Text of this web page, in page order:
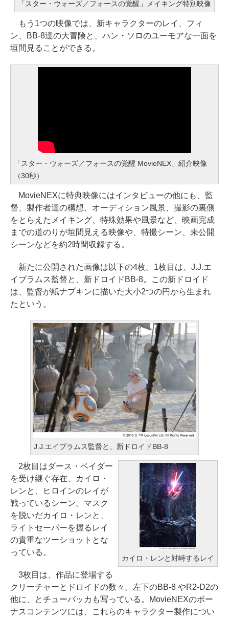
「スター・ウォーズ／フォースの覚醒」メイキング特別映像
もう1つの映像では、新キャラクターのレイ、フィ
ン、BB-8達の大冒険と、ハン・ソロのユーモアな一面を
垣間見ることができる。
「スター・ウォーズ／フォースの覚醒 MovieNEX」紹介映像
（30秒）
MovieNEXに特典映像にはインタビューの他にも、監
督、製作者達の構想、オーディション風景、撮影の裏側
をとらえたメイキング、特殊効果や風景など、映画完成
までの道のりが垣間見える映像や、特撮シーン、未公開
シーンなどを約2時間収録する。
新たに公開された画像は以下の4枚。1枚目は、J.J.エ
イブラムス監督と、新ドロイドBB-8。この新ドロイド
は、監督が紙ナプキンに描いた大小2つの円から生まれ
たという。
J.J.エイブラムス監督と、新ドロイドBB-8
カイロ・レンと対峙するレイ
2枚目はダース・ベイダー
を受け継ぐ存在、カイロ・
レンと、ヒロインのレイが
戦っているシーン。マスク
を脱いだカイロ・レンと、
ライトセーバーを握るレイ
の貴重なツーショットとな
っている。
3枚目は、作品に登場する
クリーチャーとドロイドの数々。左下のBB-8 やR2-D2の
他に、とチューバッカも写っている。MovieNEXのボー
ナスコンテンツには、これらのキャラクター製作につい